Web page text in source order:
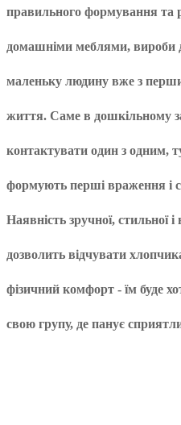
правильного формування та
домашніми меблями, вироби
маленьку людину вже з
життя. Саме в дошкільному
контактувати один з одним,
формують перші враження і
Наявність зручної, стильної
дозволить відчувати
фізичний комфорт - їм буде
свою групу, де панує